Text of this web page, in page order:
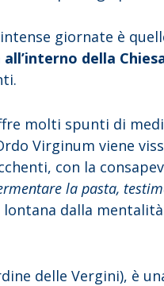
giornate è
della
molti spunti di
Virginum viene
con la
la pasta,
lontana dalla
delle Vergini), è